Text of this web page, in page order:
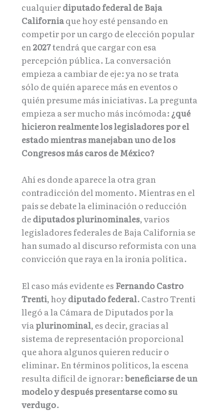
cualquierdiputado federal de Baja
Californiaque hoy esté pensando en
competir por un cargo de elección popular
en2027tendrá que cargar con esa
percepción pública. La conversación
empieza a cambiar de eje: ya no se trata
sólo de quién aparece más en eventos o
quién presume más iniciativas. La pregunta
empieza a ser mucho más incómoda: ¿qué
hicieron realmente los legisladores por el
estado mientras manejaban uno de los
Congresos más caros de México?
Ahí es donde aparece la otra gran
contradicción del momento. Mientras en el
país se debate la eliminación o reducción
de diputados plurinominales, varios
legisladores federales de Baja California se
han sumado al discurso reformista con una
convicción que raya en la ironía política.
El caso más evidente es Fernando Castro
Trenti, hoydiputado federal. Castro Trenti
llegó a la Cámara de Diputados por la
vía plurinominal, es decir, gracias al
sistema de representación proporcional
que ahora algunos quieren reducir o
eliminar. En términos políticos, la escena
resulta difícil de ignorar:beneficiarse de un
modelo y después presentarse como su
verdugo.